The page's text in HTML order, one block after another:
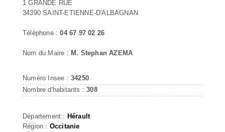
1 GRANDE RUE
34390 SAINT-ETIENNE-D'ALBAGNAN
Téléphone :04 67 97 02 26
Nom du Maire : M. Stephan AZEMA
Numéro Insee : 34250
Nombre d'habitants :308
Département : Hérault
Région : Occitanie